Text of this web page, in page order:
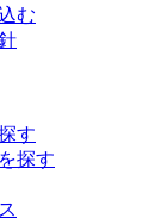
む
す
探す